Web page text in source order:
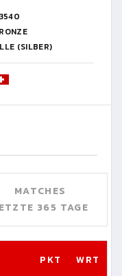
(SILBER)
MATCHES
365 TAGE
PKT WRT